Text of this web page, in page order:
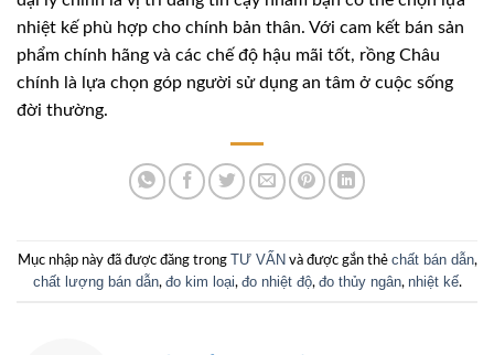
nhiệt kế phù hợp cho chính bản thân. Với cam kết bán sản
phẩm chính hãng và các chế độ hậu mãi tốt, rồng Châu
chính là lựa chọn góp người sử dụng an tâm ở cuộc sống
đời thường.
Mục nhập này đã được đăng trong TƯ VẤN và được gắn thẻ chất bán dẫn,
chất lượng bán dẫn, đo kim loại, đo nhiệt độ, đo thủy ngân, nhiệt kế.